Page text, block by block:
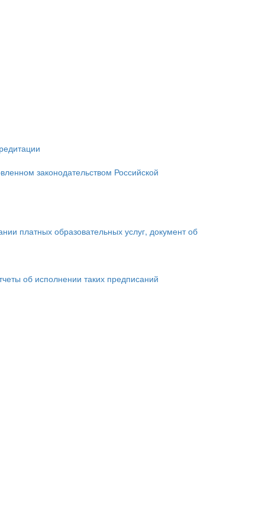
законодательством Российской
платных образовательных услуг, документ об
об исполнении таких предписаний